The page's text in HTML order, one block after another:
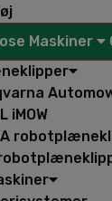
Maskiner
iMOW